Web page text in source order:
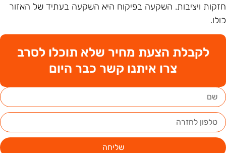
ויציבות. השקעה בפיקוח היא השקעה בעתיד של האזור
לקבלת הצעת מחיר שלא תוכלו לסרב
צרו איתנו קשר כבר היום
שליחה